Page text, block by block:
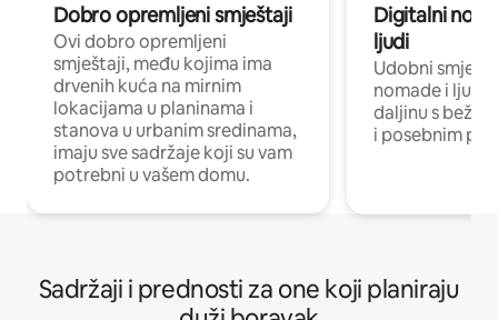
Dobro opremljeni smještaji
Ovi dobro opremljeni
smještaji, među kojima ima
drvenih kuća na mirnim
lokacijama u planinama i
stanova u urbanim sredinama,
imaju sve sadržaje koji su vam
potrebni u vašem domu.
Digitalni
ljudi
Udobni
nomade i ljude
daljinu s
i posebnim
Sadržaji i prednosti za one koji planiraju